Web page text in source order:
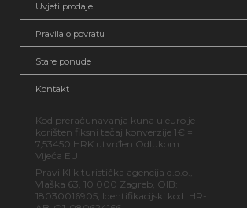
Uvjeti prodaje
Pravila o povratu
Stare ponude
Kontakt
Kod preračunavanja kuna u euro je
korišten fiksni tečaj konverzije 1€ =
7,53450 HRK utvrđen Odlukom
Vijeća EU
Pravi Klik turistička agencija d.o.o.,
Vlaška 63, 10 000 Zagreb, OIB:
18030016905, Identifikacijski kod: HR-